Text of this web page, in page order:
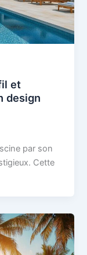
et
design
par son
Cette